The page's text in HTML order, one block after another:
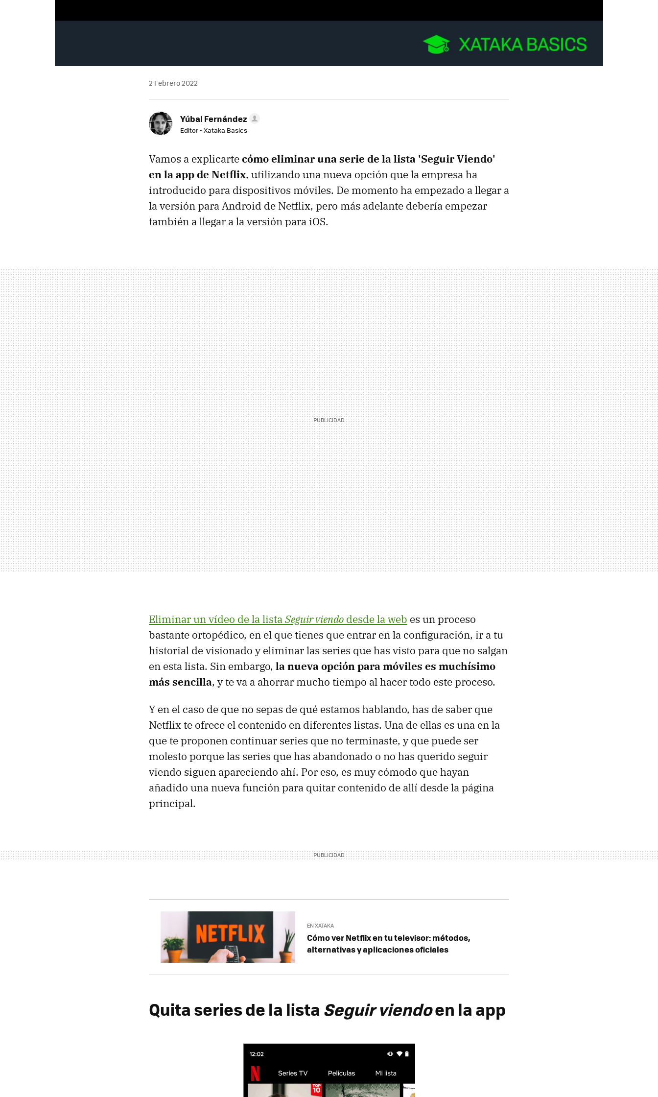
2 Febrero 2022
Yúbal Fernández
Editor - Xataka Basics
Vamos a explicartecómo eliminar una serie de la lista 'Seguir Viendo'
en la app de Netflix, utilizando una nueva opción que la empresa ha
introducido para dispositivos móviles. De momento ha empezado a llegar a
la versión para Android de Netflix, pero más adelante debería empezar
también a llegar a la versión para iOS.
Eliminar un vídeo de la listaSeguir viendo desde la web es un proceso
bastante ortopédico, en el que tienes que entrar en la configuración, ir a tu
historial de visionado y eliminar las series que has visto para que no salgan
en esta lista. Sin embargo, la nueva opción para móviles es muchísimo
más sencilla, y te va a ahorrar mucho tiempo al hacer todo este proceso.
Y en el caso de que no sepas de qué estamos hablando, has de saber que
Netflix te ofrece el contenido en diferentes listas. Una de ellas es una en la
que te proponen continuar series que no terminaste, y que puede ser
molesto porque las series que has abandonado o no has querido seguir
viendo siguen apareciendo ahí. Por eso, es muy cómodo que hayan
añadido una nueva función para quitar contenido de allí desde la página
principal.
EN XATAKA
Cómo ver Netflix en tu televisor: métodos,
alternativas y aplicaciones oficiales
Quita series de la lista Seguir viendoen la app